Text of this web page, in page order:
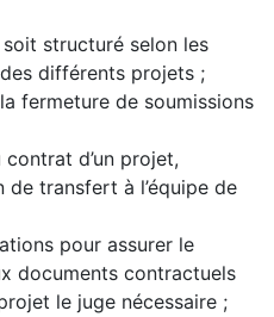
soit structuré selon les
différents projets ;
fermeture de soumissions
d’un projet,
transfert à l’équipe de
pour assurer le
documents contractuels
le juge nécessaire ;